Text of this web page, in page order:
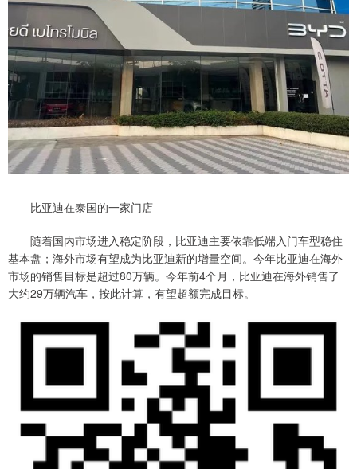
比亚迪在泰国的一家门店
随着国内市场进入稳定阶段，比亚迪主要依靠低端入门车型稳住
基本盘；海外市场有望成为比亚迪新的增量空间。今年比亚迪在海外
市场的销售目标是超过80万辆。今年前4个月，比亚迪在海外销售了
大约29万辆汽车，按此计算，有望超额完成目标。